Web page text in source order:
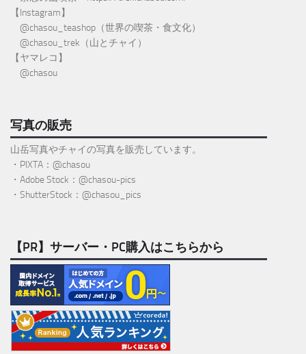
【Instagram】
@chasou_teashop （世界の喫茶・食文化）
@chasou_trek （山とチャイ）
【ヤマレコ】
@chasou
写真の販売
山岳写真やチャイの写真を販売しています。
・PIXTA：@chasou
・Adobe Stock：@chasou-pics
・ShutterStock：@chasou_pics
【PR】サーバー・PC購入はこちらから